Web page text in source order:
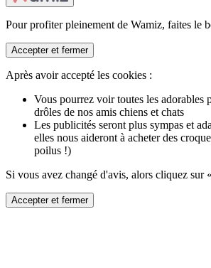
Pour profiter pleinement de Wamiz, faites le
Accepter et fermer
Après avoir accepté les cookies :
Vous pourrez voir toutes les adorables
drôles de nos amis chiens et chats
Les publicités seront plus sympas et
elles nous aideront à acheter des
poilus !)
Si vous avez changé d'avis, alors cliquez sur
Accepter et fermer